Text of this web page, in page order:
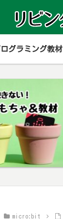
グラミング教材
micro:bit